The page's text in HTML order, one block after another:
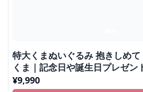
特大くまぬいぐるみ 抱きしめ
くま｜記念日や誕生日プレゼン
ぬいぐるみ
¥9,990